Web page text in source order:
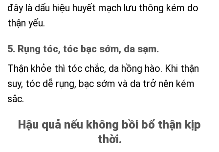
đây là dấu hiệu huyết mạch lưu thông kém do
thận yếu.
5. Rụng tóc, tóc bạc sớm, da sạm.
Thận khỏe thì tóc chắc, da hồng hào. Khi thận
suy, tóc dễ rụng, bạc sớm và da trở nên kém
sắc.
Hậu quả nếu không bồi bổ thận kịp
thời.